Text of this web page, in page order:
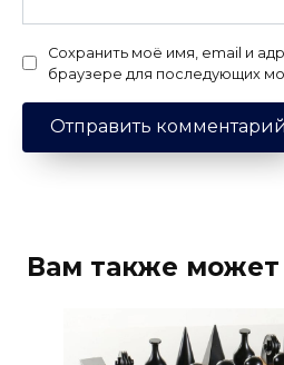
Сохранить моё имя, email и
браузере для последующих
Вам также может